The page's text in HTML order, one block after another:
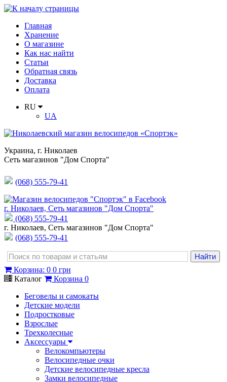
Главная
Хранение
О магазине
Как нас найти
Статьи
Обратная связь
Доставка
Оплата
RU
UA
Украина, г. Николаев
Сеть магазинов "Дом Спорта"
(068) 555-79-41
г. Николаев, Сеть магазинов "Дом Спорта"
(068) 555-79-41
г. Николаев, Сеть магазинов "Дом Спорта"
(068) 555-79-41
Корзина: 0 0 грн
Каталог
Корзина 0
Беговелы и самокаты
Детские модели
Подростковые
Взрослые
Трехколесные
Аксессуары
Велокомпьютеры
Велосипедные очки
Детские велосипедные кресла
Замки велосипедные